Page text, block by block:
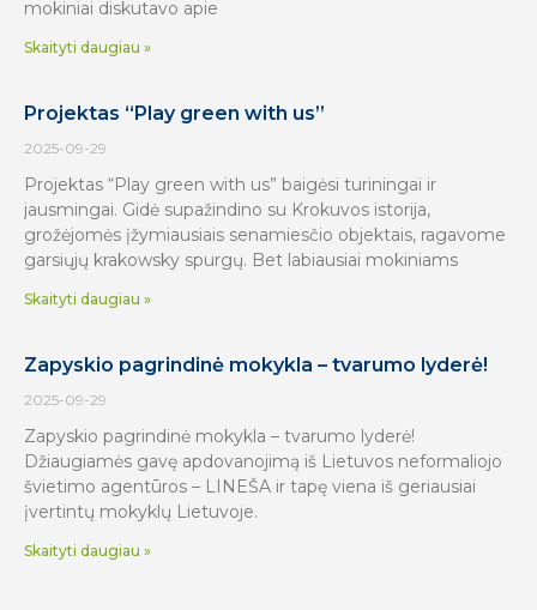
mokiniai diskutavo apie
Skaityti daugiau »
Projektas “Play green with us”
2025-09-29
Projektas “Play green with us” baigėsi turiningai ir
jausmingai. Gidė supažindino su Krokuvos istorija,
grožėjomės įžymiausiais senamiesčio objektais, ragavome
garsiųjų krakowsky spurgų. Bet labiausiai mokiniams
Skaityti daugiau »
Zapyskio pagrindinė mokykla – tvarumo lyderė!
2025-09-29
Zapyskio pagrindinė mokykla – tvarumo lyderė!
Džiaugiamės gavę apdovanojimą iš Lietuvos neformaliojo
švietimo agentūros – LINEŠA ir tapę viena iš geriausiai
įvertintų mokyklų Lietuvoje.
Skaityti daugiau »